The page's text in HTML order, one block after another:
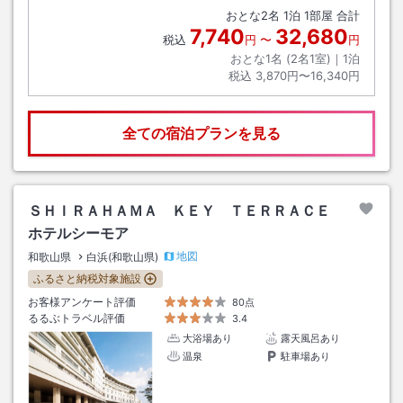
おとな2名 1泊 1部屋 合計
税込 7,740円 〜 32,680円
おとな1名 (2名1室)｜ 1泊
税込 3,870円〜16,340円
全ての宿泊プランを見る
ＳＨＩＲＡＨＡＭＡ ＫＥＹ ＴＥＲＲＡＣＥ
ホテルシーモア
和歌山県 白浜(和歌山県)
地図
ふるさと納税対象施設
お客様アンケート評価
80点
るるぶトラベル評価
3.4
大浴場あり
露天風呂あり
温泉
駐車場あり